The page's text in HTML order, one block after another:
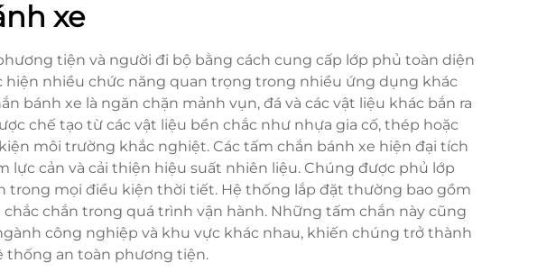
xe
tiện và người đi bộ bằng cách cung cấp lớp phủ toàn diện
hiện nhiều chức năng quan trọng trong nhiều ứng dụng khác
bánh xe là ngăn chặn mảnh vụn, đá và các vật liệu khác bắn ra
chế tạo từ các vật liệu bền chắc như nhựa gia cố, thép hoặc
môi trường khắc nghiệt. Các tấm chắn bánh xe hiện đại tích
cản và cải thiện hiệu suất nhiên liệu. Chúng được phủ lớp
trong mọi điều kiện thời tiết. Hệ thống lắp đặt thường bao gồm
chắn trong quá trình vận hành. Những tấm chắn này cũng
công nghiệp và khu vực khác nhau, khiến chúng trở thành
thống an toàn phương tiện.